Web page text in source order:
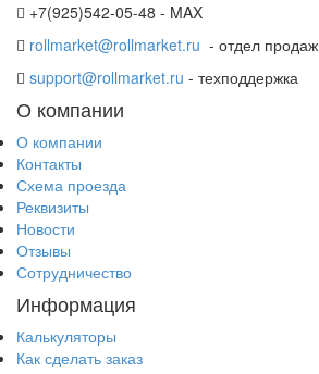
+7(925)542-05-48 - MAX
rollmarket@rollmarket.ru - отдел продаж
support@rollmarket.ru - техподдержка
О компании
О компании
Контакты
Схема проезда
Реквизиты
Новости
Отзывы
Сотрудничество
Информация
Калькуляторы
Как сделать заказ